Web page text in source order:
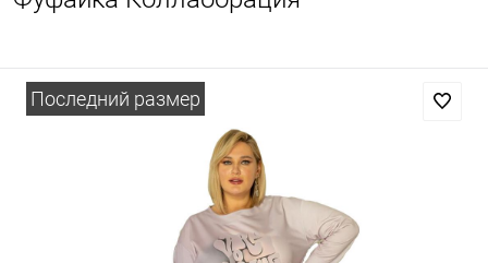
Последний размер